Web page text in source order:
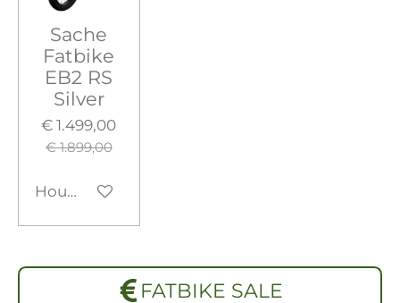
Sache
Fatbike
EB2 RS
Silver
€ 1.499,00
€ 1.899,00
Houd mij op de hoogte
FATBIKE SALE